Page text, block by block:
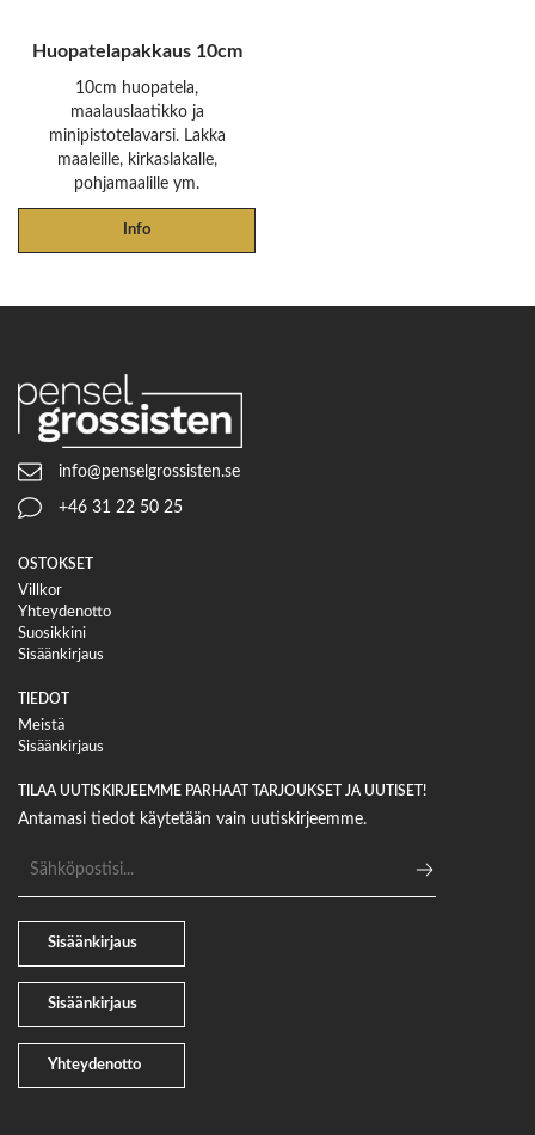
Huopatelapakkaus 10cm
10cm huopatela,
maalauslaatikko ja
minipistotelavarsi. Lakka
maaleille, kirkaslakalle,
pohjamaalille ym.
Info
info@penselgrossisten.se
+46 31 22 50 25
OSTOKSET
Villkor
Yhteydenotto
Suosikkini
Sisäänkirjaus
TIEDOT
Meistä
Sisäänkirjaus
TILAA UUTISKIRJEEMME PARHAAT TARJOUKSET JA UUTISET!
Antamasi tiedot käytetään vain uutiskirjeemme.
Yhteydenotto
Sisäänkirjaus
Sisäänkirjaus